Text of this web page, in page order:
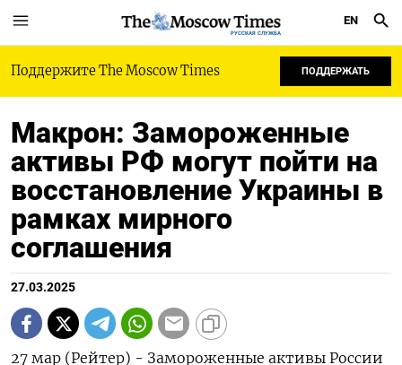
РУССКАЯ СЛУЖБА
EN
Поддержите The Moscow Times ПОДДЕРЖАТЬ
Макрон: Замороженные
активы РФ могут пойти на
восстановление Украины в
рамках мирного
соглашения
27.03.2025
27 мар (Рейтер) - Замороженные активы России